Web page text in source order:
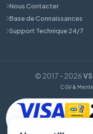
Nous Contacter
Base de Connaissances
Support Technique 24/7
© 2017 - 2026
CGV &